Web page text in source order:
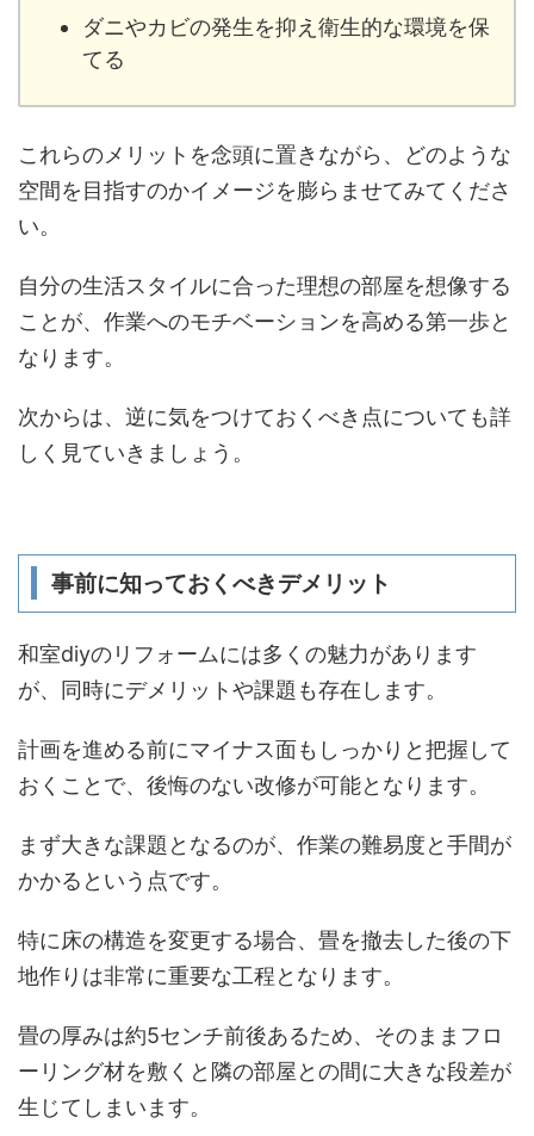
ダニやカビの発生を抑え衛生的な環境を保
てる
これらのメリットを念頭に置きながら、どのような
空間を目指すのかイメージを膨らませてみてくださ
い。
自分の生活スタイルに合った理想の部屋を想像する
ことが、作業へのモチベーションを高める第一歩と
なります。
次からは、逆に気をつけておくべき点についても詳
しく見ていきましょう。
事前に知っておくべきデメリット
和室diyのリフォームには多くの魅力があります
が、同時にデメリットや課題も存在します。
計画を進める前にマイナス面もしっかりと把握して
おくことで、後悔のない改修が可能となります。
まず大きな課題となるのが、作業の難易度と手間が
かかるという点です。
特に床の構造を変更する場合、畳を撤去した後の下
地作りは非常に重要な工程となります。
畳の厚みは約5センチ前後あるため、そのままフロ
ーリング材を敷くと隣の部屋との間に大きな段差が
生じてしまいます。